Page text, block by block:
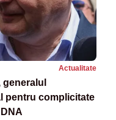
Actualitate
pentru complicitate